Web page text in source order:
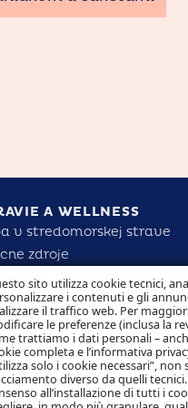
sito utilizza cookie tecnici,
i contenuti e gli
il traffico web. Per
le preferenze (inclusa la
trattiamo i dati personali –
completa e l’informativa
solo i cookie necessari”,
diverso da quelli
all’installazione di tutti i
A WELLNESS
v stredomorskej strave
zdroje
Mare pre zdravie a silu detí
nutričné fakty